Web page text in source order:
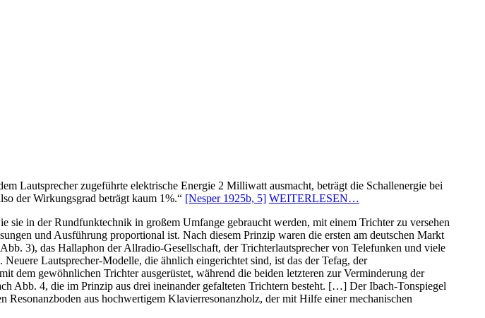
Lautsprecher zugeführte elektrische Energie 2 Milliwatt ausmacht, beträgt die Schallenergie bei
der Wirkungsgrad beträgt kaum 1%.“ [Nesper 1925b, 5] WEITERLESEN…
in der Rundfunktechnik in großem Umfange gebraucht werden, mit einem Trichter zu versehen
und Ausführung proportional ist. Nach diesem Prinzip waren die ersten am deutschen Markt
3), das Hallaphon der Allradio-Gesellschaft, der Trichterlautsprecher von Telefunken und viele
Lautsprecher-Modelle, die ähnlich eingerichtet sind, ist das der Tefag, der
dem gewöhnlichen Trichter ausgerüstet, während die beiden letzteren zur Verminderung der
Abb. 4, die im Prinzip aus drei ineinander gefalteten Trichtern besteht. […] Der Ibach-Tonspiegel
Resonanzboden aus hochwertigem Klavierresonanzholz, der mit Hilfe einer mechanischen